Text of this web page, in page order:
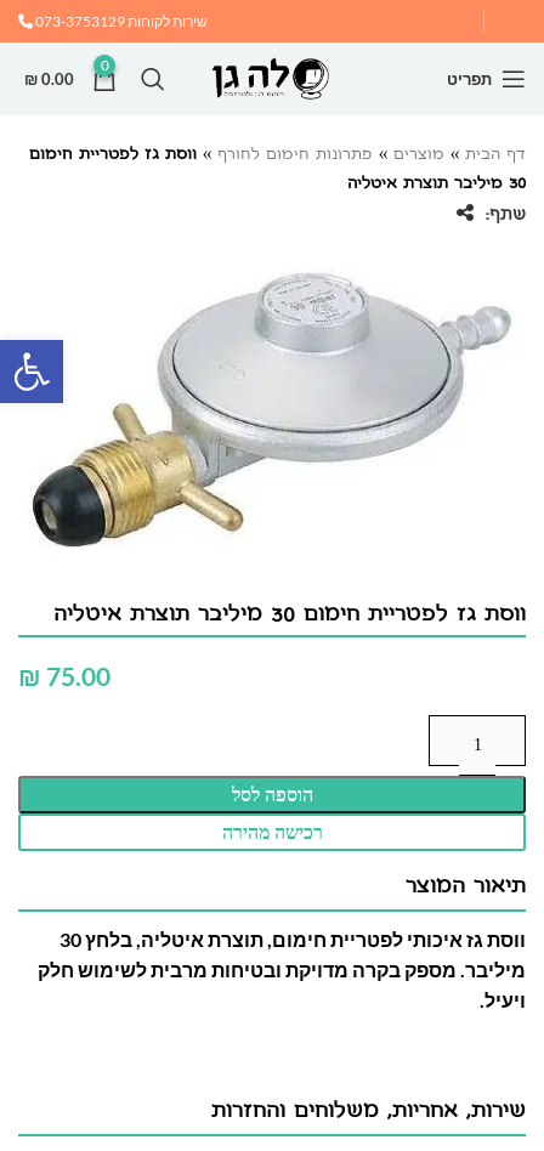
שירות לקוחות073-3753129
תפריט
0
₪0.00
דף הבית » מוצרים » פתרונות חימום לחורף » ווסת גז לפטריית חימום
30 מיליבר תוצרת איטליה
שתף:
ווסת גז לפטריית חימום 30 מיליבר תוצרת איטליה
₪
הוספה לסל
רכישה מהירה
תיאור המוצר
ווסת גז איכותי לפטריית חימום, תוצרת איטליה, בלחץ 30
מיליבר. מספק בקרה מדויקת ובטיחות מרבית לשימוש חלק
ויעיל.
שירות, אחריות, משלוחים והחזרות